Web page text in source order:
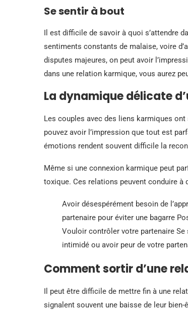
Se sentir à bout
Il est difficile de savoir à quoi s’attendre
sentiments constants de malaise, voire
disputes majeures, on peut avoir
dans une relation karmique, vous aurez
La dynamique délicate
Les couples avec des liens karmiques
pouvez avoir l’impression que tout est
émotions rendent souvent difficile la
Même si une connexion karmique peut
toxique. Ces relations peuvent conduire
Avoir désespérément besoin de
partenaire pour éviter une bagarre
Vouloir contrôler votre partenaire
intimidé ou avoir peur de votre
Comment sortir d’une
Il peut être difficile de mettre fin à une
signalent souvent une baisse de leur